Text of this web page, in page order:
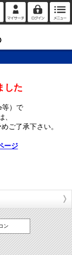
した
等）で
ご了承下さい。
ージ
ン